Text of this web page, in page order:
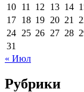
10 11 12 13 14
17 18 19 20 21
24 25 26 27 28
31
« Июл
Рубрики